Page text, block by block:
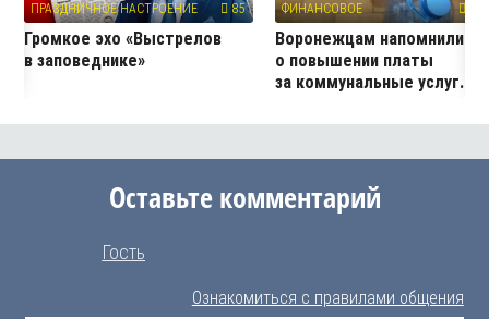
ПРАЗДНИЧНОЕ НАСТРОЕНИЕ 85
Громкое эхо «Выстрелов
в заповеднике»
ФИНАНСОВОЕ
Воронежцам напомнили
о повышении платы
за коммунальные услуг...
Оставьте комментарий
Гость
Ознакомиться с правилами общения